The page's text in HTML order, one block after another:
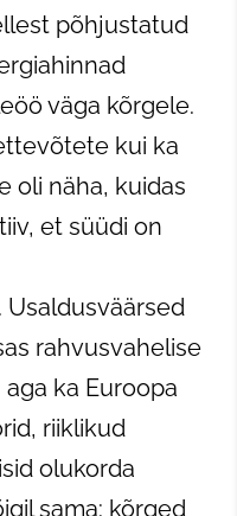
põhjustatud
väga kõrgele.
kui ka
oli näha, kuidas
et süüdi on
Usaldusväärsed
rahvusvahelise
ka Euroopa
riiklikud
olukorda
sama: kõrged